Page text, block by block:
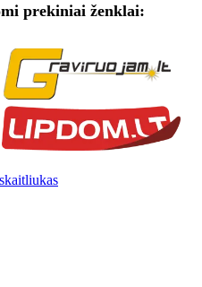
prekiniai ženklai: